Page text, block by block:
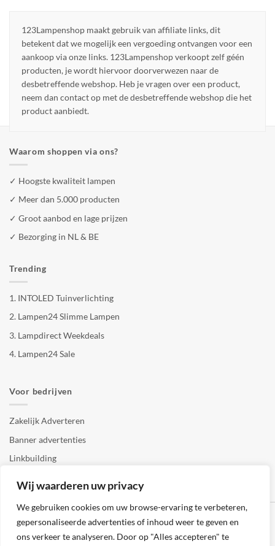
Wij waarderen uw privacy
We gebruiken cookies om uw browse-ervaring te verbeteren,
gepersonaliseerde advertenties of inhoud weer te geven en
ons verkeer te analyseren. Door op "Alles accepteren" te
123Lampenshop maakt gebruik van affiliate links, dit
betekent dat we mogelijk een vergoeding ontvangen voor een
aankoop via onze links. 123Lampenshop verkoopt zelf géén
producten, je wordt hiervoor doorverwezen naar de
desbetreffende webshop. Heb je vragen over een product,
neem dan contact op met de desbetreffende webshop die het
product aanbiedt.
Waarom shoppen via ons?
✓ Hoogste kwaliteit lampen
✓ Meer dan 5.000 producten
✓ Groot aanbod en lage prijzen
✓ Bezorging in NL & BE
Trending
1. INTOLED Tuinverlichting
2. Lampen24 Slimme Lampen
3. Lampdirect Weekdeals
4. Lampen24 Sale
Voor bedrijven
Zakelijk Adverteren
Banner advertenties
Linkbuilding